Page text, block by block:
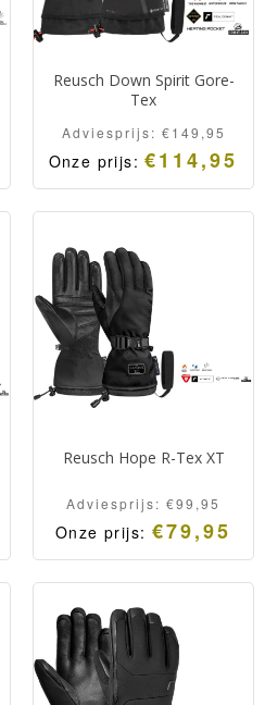
Reusch Down Spirit Gore-
Tex
Adviesprijs: €149,95
Onze prijs:€114,95
Zeer warme
skihandschoenen met een
vulling van natuurlijk dons.
Wind en waterdicht
dankzij Gore-Tex.
Reusch Hope R-Tex XT
Adviesprijs: €99,95
Onze prijs: €79,95
Hoogwaardige dames
skihandschoen van Reusch
met een extra warme
PrimaLoft Gold voering.